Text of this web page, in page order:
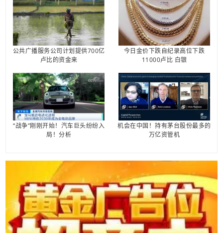
公共广播服务公司计划提供700亿
卢比的资金来
今日金价下跌自纪录高位下跌
11000卢比 白银
“战争”刚刚开始！汽车巨头纷纷入
局！分析
机会在中国！持有茅台股份最多的
万亿资管机